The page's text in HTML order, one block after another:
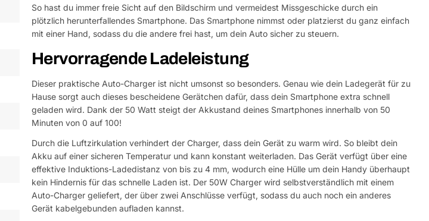
So hast du immer freie Sicht auf den Bildschirm und vermeidest Missgeschicke durch ein
plötzlich herunterfallendes Smartphone. Das Smartphone nimmst oder platzierst du ganz einfach
mit einer Hand, sodass du die andere frei hast, um dein Auto sicher zu steuern.
Hervorragende Ladeleistung
Dieser praktische Auto-Charger ist nicht umsonst so besonders. Genau wie dein Ladegerät für zu
Hause sorgt auch dieses bescheidene Gerätchen dafür, dass dein Smartphone extra schnell
geladen wird. Dank der 50 Watt steigt der Akkustand deines Smartphones innerhalb von 50
Minuten von 0 auf 100!
Durch die Luftzirkulation verhindert der Charger, dass dein Gerät zu warm wird. So bleibt dein
Akku auf einer sicheren Temperatur und kann konstant weiterladen. Das Gerät verfügt über eine
effektive Induktions-Ladedistanz von bis zu 4 mm, wodurch eine Hülle um dein Handy überhaupt
kein Hindernis für das schnelle Laden ist. Der 50W Charger wird selbstverständlich mit einem
Auto-Charger geliefert, der über zwei Anschlüsse verfügt, sodass du auch noch ein anderes
Gerät kabelgebunden aufladen kannst.